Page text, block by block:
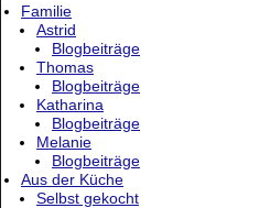
Familie
Astrid
Blogbeiträge
Thomas
Blogbeiträge
Katharina
Blogbeiträge
Melanie
Blogbeiträge
Aus der Küche
Selbst gekocht